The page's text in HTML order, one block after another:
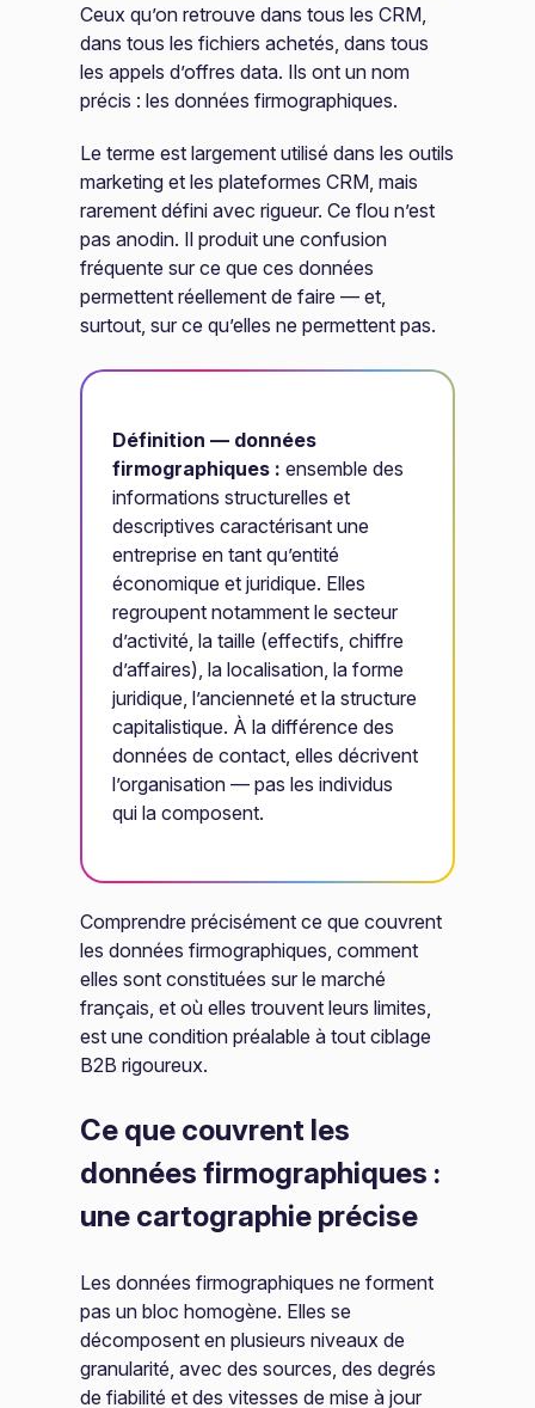
Ceux qu’on retrouve dans tous les CRM,
dans tous les fichiers achetés, dans tous
les appels d’offres data. Ils ont un nom
précis : les données firmographiques.
Le terme est largement utilisé dans les outils
marketing et les plateformes CRM, mais
rarement défini avec rigueur. Ce flou n’est
pas anodin. Il produit une confusion
fréquente sur ce que ces données
permettent réellement de faire — et,
surtout, sur ce qu’elles ne permettent pas.
Définition — données
firmographiques : ensemble des
informations structurelles et
descriptives caractérisant une
entreprise en tant qu’entité
économique et juridique. Elles
regroupent notamment le secteur
d’activité, la taille (effectifs, chiffre
d’affaires), la localisation, la forme
juridique, l’ancienneté et la structure
capitalistique. À la différence des
données de contact, elles décrivent
l’organisation — pas les individus
qui la composent.
Comprendre précisément ce que couvrent
les données firmographiques, comment
elles sont constituées sur le marché
français, et où elles trouvent leurs limites,
est une condition préalable à tout ciblage
B2B rigoureux.
Ce que couvrent les
données firmographiques :
une cartographie précise
Les données firmographiques ne forment
pas un bloc homogène. Elles se
décomposent en plusieurs niveaux de
granularité, avec des sources, des degrés
de fiabilité et des vitesses de mise à jour